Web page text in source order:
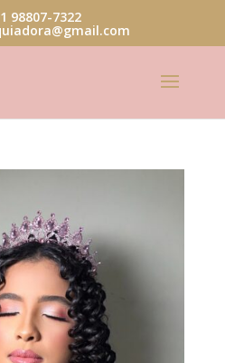
98807-7322